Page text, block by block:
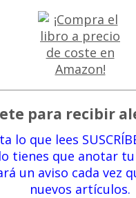
para recibir
lo que lees
tienes que anotar tu
un aviso cada vez
nuevos artículos.